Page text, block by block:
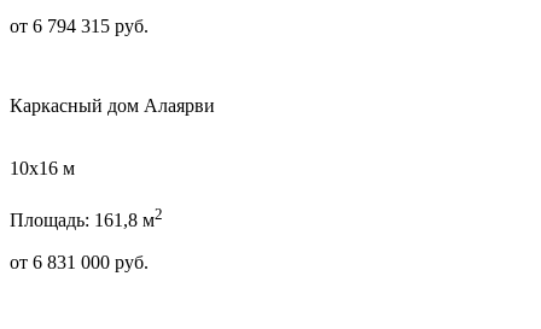
от 6 794 315 руб.
Каркасный дом Алаярви
10х16 м
Площадь: 161,8 м2
от 6 831 000 руб.